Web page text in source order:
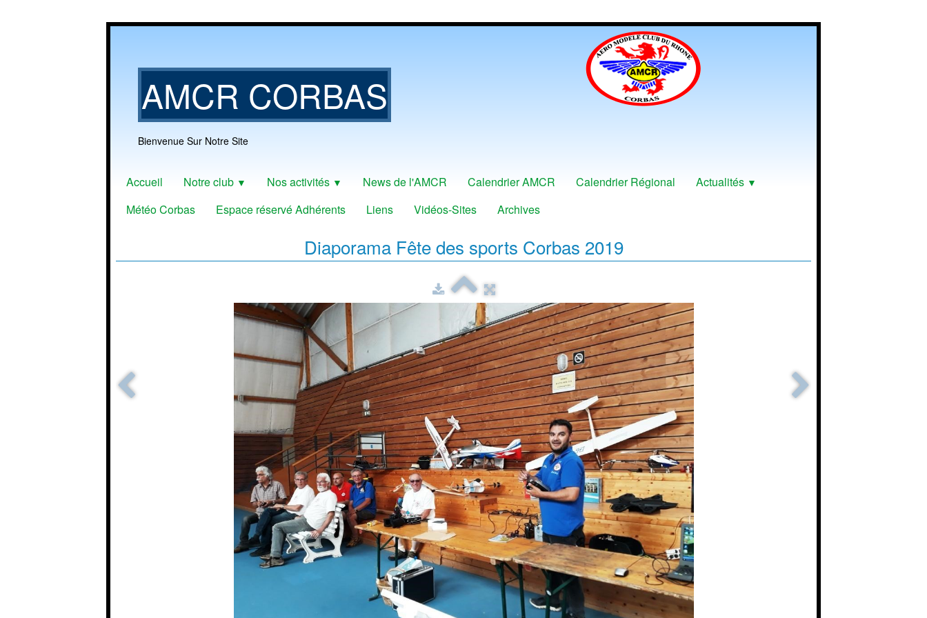
AMCR CORBAS
Bienvenue Sur Notre Site
Accueil Notre club ▼ Nos activités ▼ News de l'AMCR Calendrier AMCR Calendrier Régional Actualités ▼
Météo Corbas Espace réservé Adhérents Liens Vidéos-Sites Archives
Diaporama Fête des sports Corbas 2019